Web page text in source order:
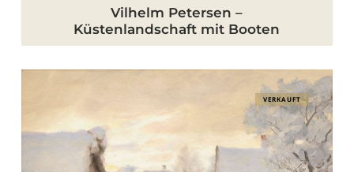
Vilhelm Petersen –
Küstenlandschaft mit Booten
A.
Brendekilde
–
VERKAUFT